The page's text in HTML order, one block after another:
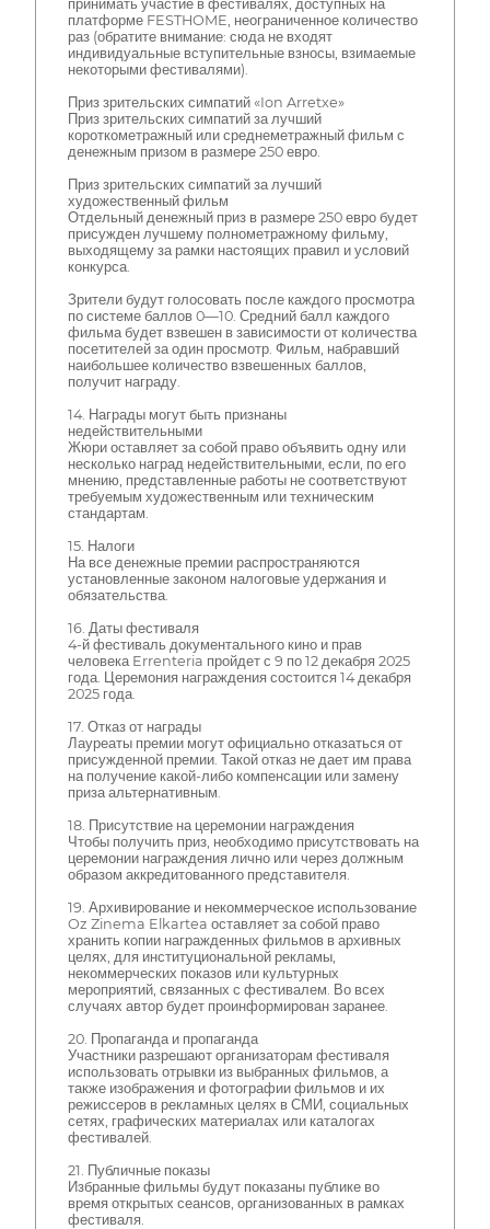
принимать участие в фестивалях, доступных на
платформе FESTHOME, неограниченное количество
раз (обратите внимание: сюда не входят
индивидуальные вступительные взносы, взимаемые
некоторыми фестивалями).
Приз зрительских симпатий «Ion Arretxe»
Приз зрительских симпатий за лучший
короткометражный или среднеметражный фильм с
денежным призом в размере 250 евро.
Приз зрительских симпатий за лучший
художественный фильм
Отдельный денежный приз в размере 250 евро будет
присужден лучшему полнометражному фильму,
выходящему за рамки настоящих правил и условий
конкурса.
Зрители будут голосовать после каждого просмотра
по системе баллов 0—10. Средний балл каждого
фильма будет взвешен в зависимости от количества
посетителей за один просмотр. Фильм, набравший
наибольшее количество взвешенных баллов,
получит награду.
14. Награды могут быть признаны
недействительными
Жюри оставляет за собой право объявить одну или
несколько наград недействительными, если, по его
мнению, представленные работы не соответствуют
требуемым художественным или техническим
стандартам.
15. Налоги
На все денежные премии распространяются
установленные законом налоговые удержания и
обязательства.
16. Даты фестиваля
4-й фестиваль документального кино и прав
человека Errenteria пройдет с 9 по 12 декабря 2025
года. Церемония награждения состоится 14 декабря
2025 года.
17. Отказ от награды
Лауреаты премии могут официально отказаться от
присужденной премии. Такой отказ не дает им права
на получение какой-либо компенсации или замену
приза альтернативным.
18. Присутствие на церемонии награждения
Чтобы получить приз, необходимо присутствовать на
церемонии награждения лично или через должным
образом аккредитованного представителя.
19. Архивирование и некоммерческое использование
Oz Zinema Elkartea оставляет за собой право
хранить копии награжденных фильмов в архивных
целях, для институциональной рекламы,
некоммерческих показов или культурных
мероприятий, связанных с фестивалем. Во всех
случаях автор будет проинформирован заранее.
20. Пропаганда и пропаганда
Участники разрешают организаторам фестиваля
использовать отрывки из выбранных фильмов, а
также изображения и фотографии фильмов и их
режиссеров в рекламных целях в СМИ, социальных
сетях, графических материалах или каталогах
фестивалей.
21. Публичные показы
Избранные фильмы будут показаны публике во
время открытых сеансов, организованных в рамках
фестиваля.